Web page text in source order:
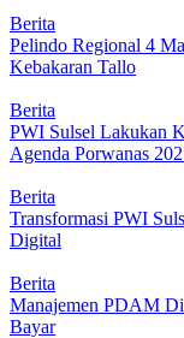
Berita
Pelindo Regional 4
Kebakaran Tallo
Berita
PWI Sulsel Lakukan
Agenda Porwanas
Berita
Transformasi PWI
Digital
Berita
Manajemen PDAM
Bayar